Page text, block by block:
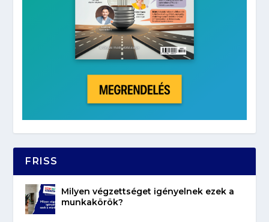
FRISS
Milyen végzettséget igényelnek ezek a
munkakörök?